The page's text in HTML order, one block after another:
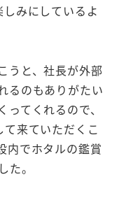
みにしているよ
うと、社長が外部
るのもありがたい
てくれるので、
来ていただくこ
内でホタルの鑑賞
た。